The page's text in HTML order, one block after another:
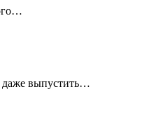
даже выпустить…